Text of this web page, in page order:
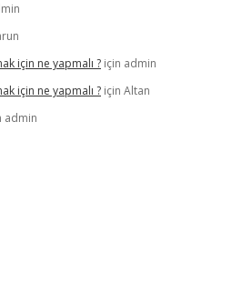
için ne yapmalı ? için admin
için ne yapmalı ? için Altan
admin